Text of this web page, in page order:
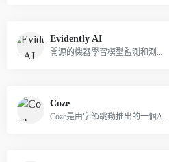
Evidently AI
開源的機器學習模型監測和測...
Coze
Coze是由字節跳動推出的一個A...